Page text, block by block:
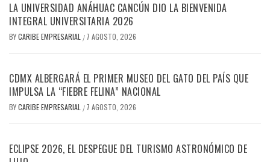
LA UNIVERSIDAD ANÁHUAC CANCÚN DIO LA BIENVENIDA
INTEGRAL UNIVERSITARIA 2026
BYCARIBE EMPRESARIAL / 7 AGOSTO, 2026
CDMX ALBERGARÁ EL PRIMER MUSEO DEL GATO DEL PAÍS QUE
IMPULSA LA “FIEBRE FELINA” NACIONAL
BYCARIBE EMPRESARIAL / 7 AGOSTO, 2026
ECLIPSE 2026, EL DESPEGUE DEL TURISMO ASTRONÓMICO DE